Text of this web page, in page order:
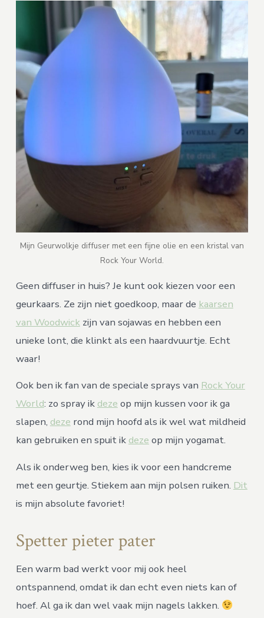
Mijn Geurwolkje diffuser met een fijne olie en een kristal van
Rock Your World.
Geen diffuser in huis? Je kunt ook kiezen voor een
geurkaars. Ze zijn niet goedkoop, maar de kaarsen
van Woodwickzijn van sojawas en hebben een
unieke lont, die klinkt als een haardvuurtje. Echt
waar!
Ook ben ik fan van de speciale sprays van Rock Your
World: zo spray ik deze op mijn kussen voor ik ga
slapen, deze rond mijn hoofd als ik wel wat mildheid
kan gebruiken en spuit ik deze op mijn yogamat.
Als ik onderweg ben, kies ik voor een handcreme
met een geurtje. Stiekem aan mijn polsen ruiken. Dit
is mijn absolute favoriet!
Spetter pieter pater
Een warm bad werkt voor mij ook heel
ontspannend, omdat ik dan echt even niets kan of
hoef. Al ga ik dan wel vaak mijn nagels lakken.